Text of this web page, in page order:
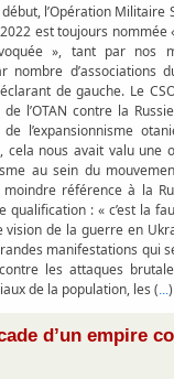
l’Opération Militaire
est toujours nommée
», tant par nos
nombre d’associations
de gauche. Le
l’OTAN contre la
de l’expansionnisme
cela nous avait valu une
au sein du
référence à la
qualification : « c’est la
vision de la guerre en
manifestations qui
les attaques
de la population, les ( )
d’un empire